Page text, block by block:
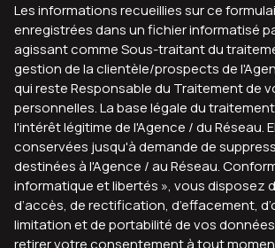
Les informations recueillies sur ce
enregistrées dans un fichier informatisé
agissant comme Sous-traitant du
gestion de la clientèle/prospects de
qui reste Responsable du Traitement de
personnelles. La base légale du
l'intérêt légitime de l'Agence / du Réseau.
conservées jusqu'à demande de
destinées à l'Agence / au Réseau.
informatique et libertés », vous disposez
d’accès, de rectification, d’effacement,
limitation et de portabilité de vos